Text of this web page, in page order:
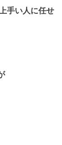
手い人に任せ